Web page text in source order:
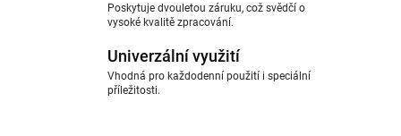
Poskytuje dvouletou záruku, což svědčí o
vysoké kvalitě zpracování.
Univerzální využití
Vhodná pro každodenní použití i speciální
příležitosti.